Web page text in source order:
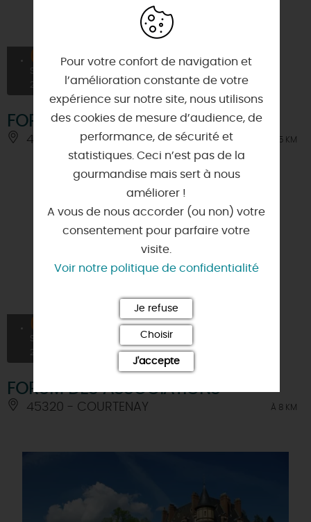
05
SEPT
2026
FORUM DES ASSOCIATIONS
45210 - BAZOCHES-SUR-LE-BETZ À 5 KM
05
SEPT
2026
FORUM DES ASSOCIATIONS
45320 - COURTENAY À 8 KM
Pour votre confort de navigation et
l’amélioration constante de votre
expérience sur notre site, nous utilisons
des cookies de mesure d’audience, de
performance, de sécurité et
statistiques. Ceci n’est pas de la
gourmandise mais sert à nous
améliorer !
A vous de nous accorder (ou non) votre
consentement pour parfaire votre
visite.
Voir notre politique de confidentialité
Je refuse
Choisir
J'accepte